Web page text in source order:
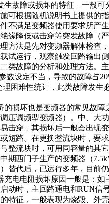
生故障或损坏的特征，一般
可根据随机说明书上提供的
不满足变频器使用要求所产
缘降低或击穿等突发故障（
方法是先对变频器解体检查
试运行，观察触发回路输出
类故障的分析和处理方法。
数设定不当，导致的故障占
理困难性统计，此类故障发
的损坏也是变频器的常见故
压调频型变频器）。中、大
击穿，其损坏后一般会出现
短路。在更换整流块时，
整流块时，可用同容量的其
期西门子生产的变频器（
替代后，已运行多年，目前
充电电阻损坏原因一般是：
动时，主回路通电和RUN
特征，一般表现为烧毁、外